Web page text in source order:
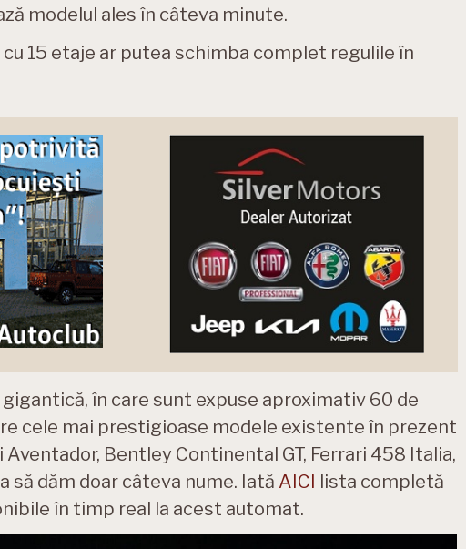
modelul ales în câteva minute.
15 etaje ar putea schimba complet regulile în
în care sunt expuse aproximativ 60 de
cele mai prestigioase modele existente în prezent
Bentley Continental GT, Ferrari 458 Italia,
să dăm doar câteva nume. Iată AICI lista completă
în timp real la acest automat.